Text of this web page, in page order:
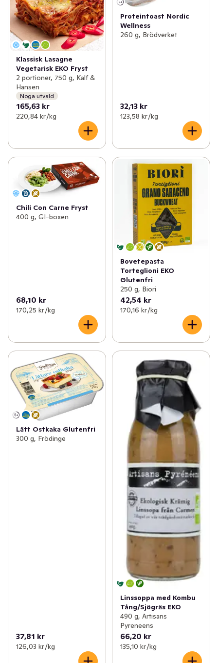
Klassisk Lasagne
Vegetarisk EKO Fryst
2 portioner, 750 g, Kalf &
Hansen
Noga utvald
165,63 kr
220,84 kr /kg
Proteintoast Nordic
Wellness
260 g, Brödverket
32,13 kr
123,58 kr /kg
Chili Con Carne Fryst
400 g, GI-boxen
68,10 kr
170,25 kr /kg
Bovetepasta
Torteglioni EKO
Glutenfri
250 g, Biori
42,54 kr
170,16 kr /kg
Lätt Ostkaka Glutenfri
300 g, Frödinge
37,81 kr
126,03 kr /kg
Linssoppa med Kombu
Tång/Sjögräs EKO
490 g, Artisans
Pyreneens
66,20 kr
135,10 kr /kg